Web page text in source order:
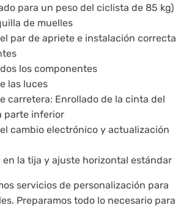
para un peso del ciclista de 85 kg)
de muelles
par de apriete e instalación correcta
los componentes
las luces
carretera: Enrollado de la cinta del
parte inferior
cambio electrónico y actualización
en la tija y ajuste horizontal estándar
servicios de personalización para
Preparamos todo lo necesario para